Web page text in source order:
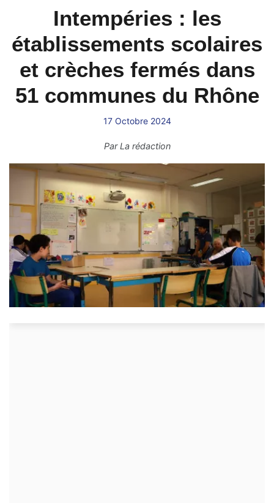
Intempéries : les
établissements scolaires
et crèches fermés dans
51 communes du Rhône
17 Octobre 2024
ParLa rédaction